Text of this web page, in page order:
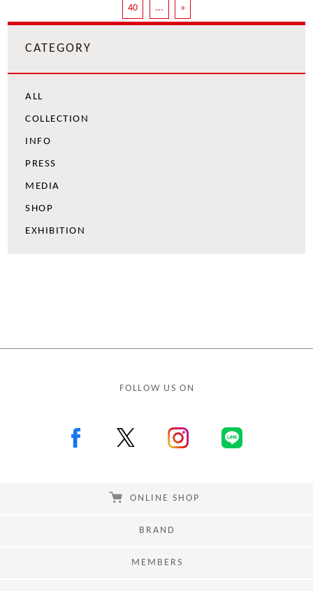
40 ... »
CATEGORY
ALL
COLLECTION
INFO
PRESS
MEDIA
SHOP
EXHIBITION
FOLLOW US ON
ONLINE SHOP
BRAND
MEMBERS